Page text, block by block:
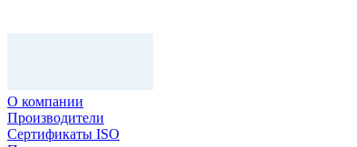
О компании
Производители
Сертификаты ISO